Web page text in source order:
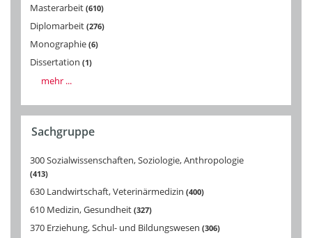
Masterarbeit 610
Diplomarbeit 276
Monographie 6
Dissertation 1
mehr ...
Sachgruppe
300 Sozialwissenschaften, Soziologie, Anthropologie
413
630 Landwirtschaft, Veterinärmedizin 400
610 Medizin, Gesundheit 327
370 Erziehung, Schul- und Bildungswesen 306